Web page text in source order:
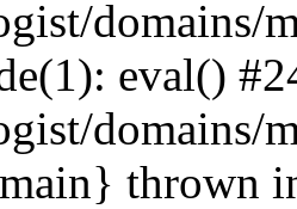
domains/
eval()
domains/
thrown